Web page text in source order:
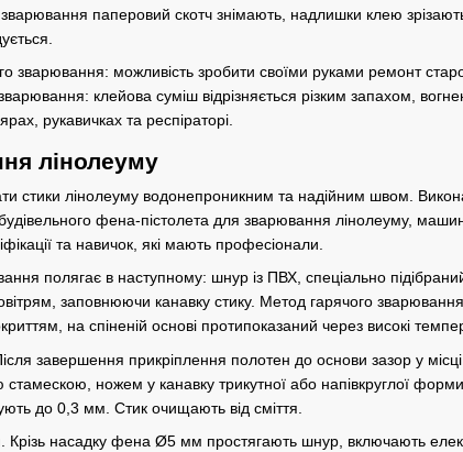
паперовий скотч знімають, надлишки клею
зварювання: можливість зробити своїми руками ремонт
клейова суміш відрізняється різким запахом,
рукавичках та респіраторі.
лінолеуму
стики лінолеуму водонепроникним та надійним швом.
фена-пістолета для зварювання лінолеуму,
та навичок, які мають професіонали.
полягає в наступному: шнур із ПВХ, спеціально
заповнюючи канавку стику. Метод гарячого
на спіненій основі протипоказаний через високі
завершення прикріплення полотен до основи зазор у
ножем у канавку трикутної або напівкруглої
до 0,3 мм. Стик очищають від сміття.
насадку фена Ø5 мм простягають шнур, включають